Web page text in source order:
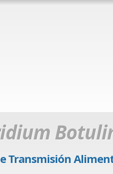
Transmisión